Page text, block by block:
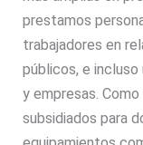
prestamos
trabajadores en
públicos, e incluso
y empresas.
subsidiados para